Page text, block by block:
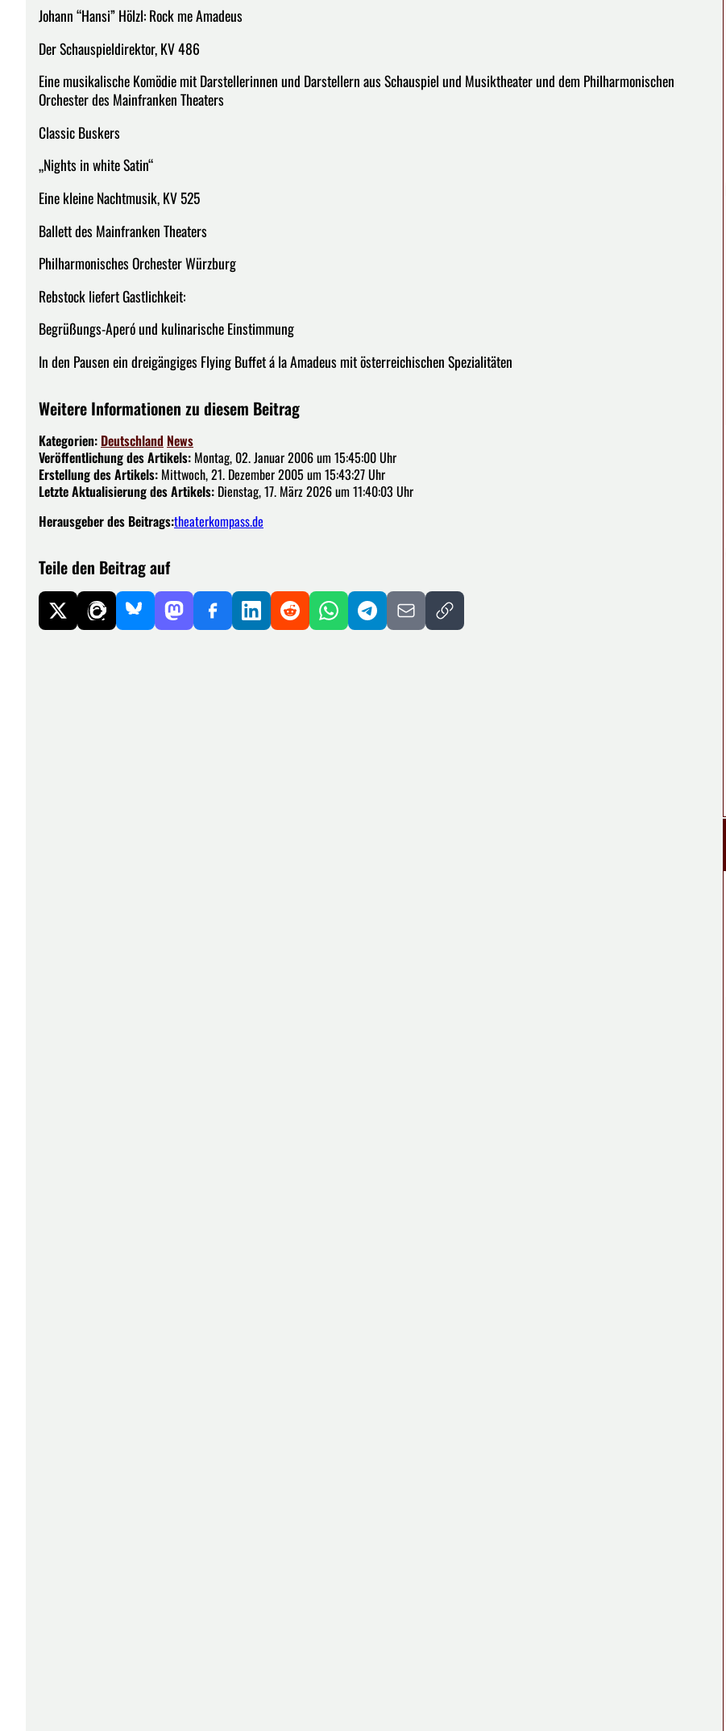
Johann “Hansi” Hölzl: Rock me Amadeus
Der Schauspieldirektor, KV 486
Eine musikalische Komödie mit Darstellerinnen und Darstellern aus Schauspiel und Musiktheater und dem Philharmonischen
Orchester des Mainfranken Theaters
Classic Buskers
„Nights in white Satin“
Eine kleine Nachtmusik, KV 525
Ballett des Mainfranken Theaters
Philharmonisches Orchester Würzburg
Rebstock liefert Gastlichkeit:
Begrüßungs-Aperó und kulinarische Einstimmung
In den Pausen ein dreigängiges Flying Buffet á la Amadeus mit österreichischen Spezialitäten
Weitere Informationen zu diesem Beitrag
Kategorien: Deutschland News
Veröffentlichung des Artikels: Montag, 02. Januar 2006 um 15:45:00 Uhr
Erstellung des Artikels: Mittwoch, 21. Dezember 2005 um 15:43:27 Uhr
Letzte Aktualisierung des Artikels: Dienstag, 17. März 2026 um 11:40:03 Uhr
Herausgeber des Beitrags:theaterkompass.de
Teile den Beitrag auf